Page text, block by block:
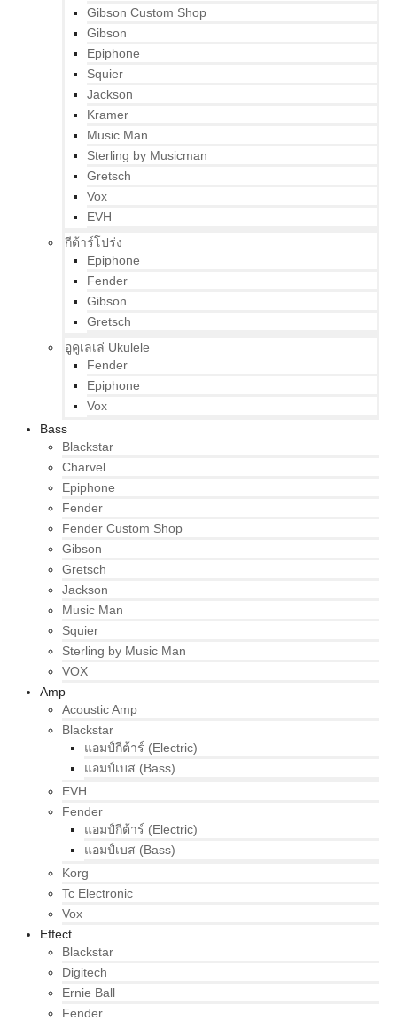
Gibson Custom Shop
Gibson
Epiphone
Squier
Jackson
Kramer
Music Man
Sterling by Musicman
Gretsch
Vox
EVH
กีต้าร์โปร่ง
Epiphone
Fender
Gibson
Gretsch
อูคูเลเล่ Ukulele
Fender
Epiphone
Vox
Bass
Blackstar
Charvel
Epiphone
Fender
Fender Custom Shop
Gibson
Gretsch
Jackson
Music Man
Squier
Sterling by Music Man
VOX
Amp
Acoustic Amp
Blackstar
แอมป์กีต้าร์ (Electric)
แอมป์เบส (Bass)
EVH
Fender
แอมป์กีต้าร์ (Electric)
แอมป์เบส (Bass)
Korg
Tc Electronic
Vox
Effect
Blackstar
Digitech
Ernie Ball
Fender